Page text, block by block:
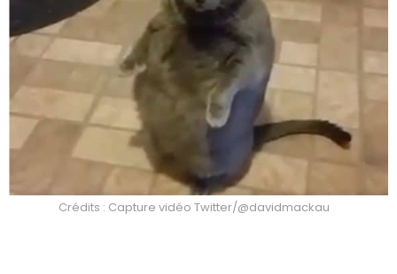
Crédits : Capture vidéo Twitter/@davidmackau